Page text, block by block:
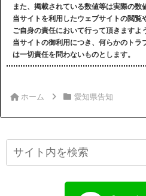
また、掲載されている数値等は実際の数
当サイトを利用したウェブサイトの閲覧
ご自身の責任において行って頂きますよ
当サイトの御利用につき、何らかのトラ
は一切責任を問わないものとします。
ホーム 愛知県告知